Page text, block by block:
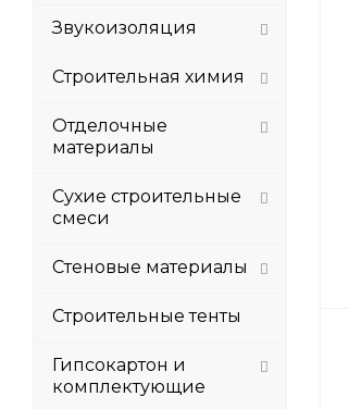
Звукоизоляция
Строительная химия
Отделочные
материалы
Сухие строительные
смеси
Стеновые материалы
Строительные тенты
Гипсокартон и
комплектующие